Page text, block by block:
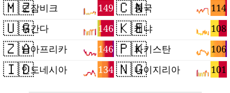
🇲🇿 149
모잠비크
🇺🇬 146
우간다
🇿🇦 146
남아프리카
🇮🇩 134
인도네시아
🇨🇳 114
중국
🇰🇪 108
케냐
🇵🇰 106
파키스탄
🇳🇬 101
나이지리아